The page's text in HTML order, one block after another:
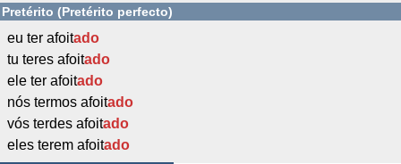
Pretérito (Pretérito perfecto)
eu ter afoitado
tu teres afoitado
ele ter afoitado
nós termos afoitado
vós terdes afoitado
eles terem afoitado